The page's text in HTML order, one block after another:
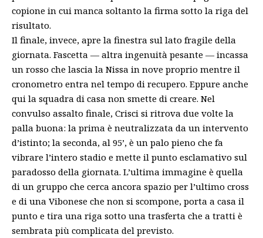
copione in cui manca soltanto la firma sotto la riga del
risultato.
Il finale, invece, apre la finestra sul lato fragile della
giornata. Fascetta — altra ingenuità pesante — incassa
un rosso che lascia la Nissa in nove proprio mentre il
cronometro entra nel tempo di recupero. Eppure anche
qui la squadra di casa non smette di creare. Nel
convulso assalto finale, Crisci si ritrova due volte la
palla buona: la prima è neutralizzata da un intervento
d’istinto; la seconda, al 95’, è un palo pieno che fa
vibrare l’intero stadio e mette il punto esclamativo sul
paradosso della giornata. L’ultima immagine è quella
di un gruppo che cerca ancora spazio per l’ultimo cross
e di una Vibonese che non si scompone, porta a casa il
punto e tira una riga sotto una trasferta che a tratti è
sembrata più complicata del previsto.